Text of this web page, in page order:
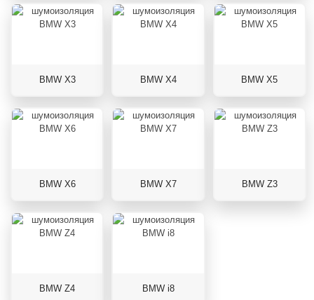
BMW X3 BMW X4 BMW X5
BMW X6 BMW X7 BMW Z3
BMW Z4 BMW i8